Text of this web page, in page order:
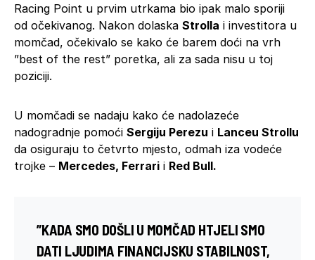
Racing Point u prvim utrkama bio ipak malo sporiji
od očekivanog. Nakon dolaska Strolla i investitora u
momčad, očekivalo se kako će barem doći na vrh
”best of the rest” poretka, ali za sada nisu u toj
poziciji.
U momčadi se nadaju kako će nadolazeće
nadogradnje pomoći Sergiju Perezu i Lanceu Strollu
da osiguraju to četvrto mjesto, odmah iza vodeće
trojke – Mercedes, Ferrari i Red Bull.
”KADA SMO DOŠLI U MOMČAD HTJELI SMO
DATI LJUDIMA FINANCIJSKU STABILNOST,